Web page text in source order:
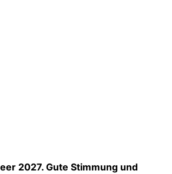
2027. Gute Stimmung und